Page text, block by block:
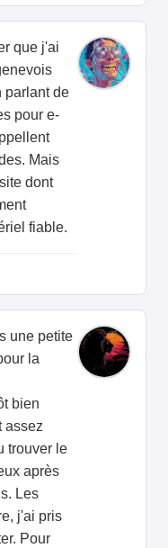
que j'ai
parlant de
pour e-
Mais
dont
fiable.
une petite
la
bien
assez
trouver le
après
Les
j'ai pris
Pour